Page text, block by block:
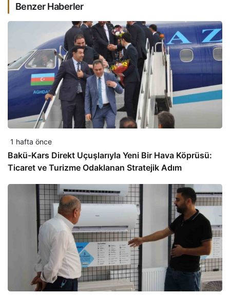
Benzer Haberler
1 hafta önce
Bakü-Kars Direkt Uçuşlarıyla Yeni Bir Hava Köprüsü:
Ticaret ve Turizme Odaklanan Stratejik Adım